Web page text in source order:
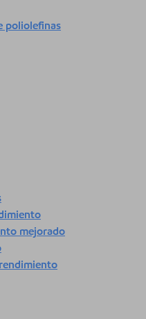
poliolefinas
mejorado